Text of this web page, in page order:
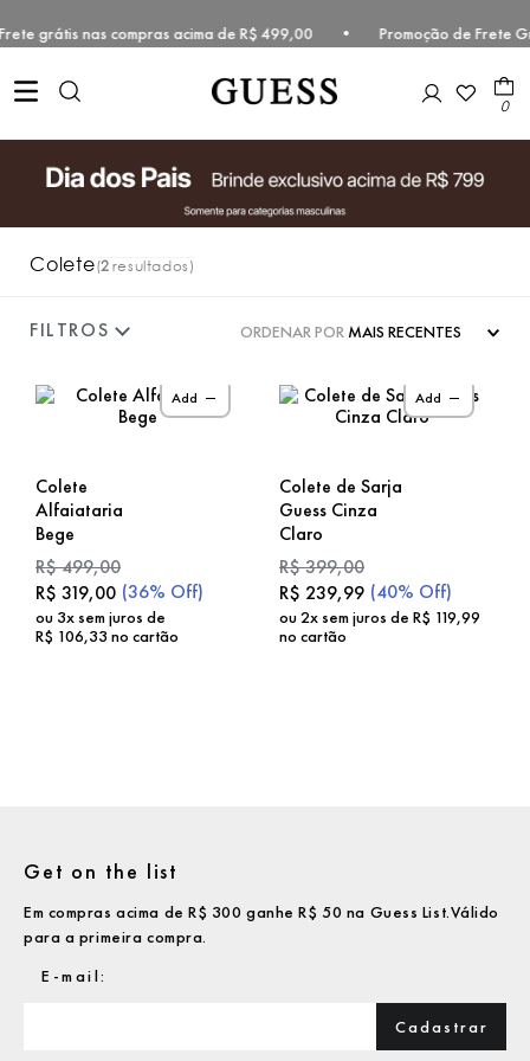
grátis nas compras acima de R$ 499,00 • Promoção de
0
Colete 2
ORDENAR POR MAIS RECENTES
Add
Colete
Alfaiataria
Bege
R$499,00
R$ 319,00 (36% Off)
ou 3x sem juros de
R$ 106,33 no cartão
Add
Colete de Sarja
Guess Cinza
Claro
R$399,00
R$ 239,99 (40% Off)
ou2x sem juros de R$ 119,99
no cartão
Get on the list
Em compras acima de R$ 300 ganhe R$ 50 na Guess List.Válido
para a primeira compra.
Cadastrar